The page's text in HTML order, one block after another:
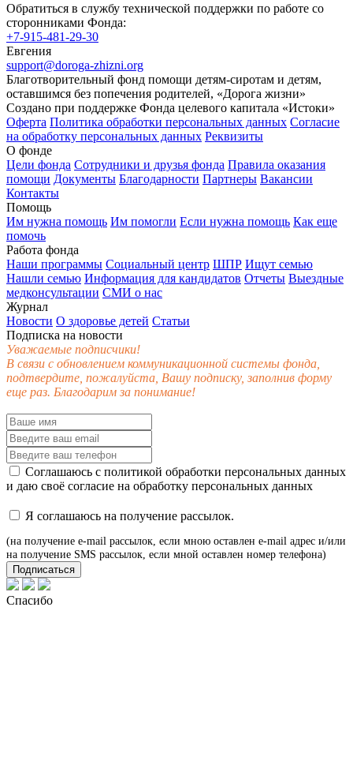
Обратиться в службу технической поддержки по работе со
сторонниками Фонда:
+7-915-481-29-30
Евгения
support@doroga-zhizni.org
Благотворительный фонд помощи детям-сиротам и детям,
оставшимся без попечения родителей, «Дорога жизни»
Создано при поддержке Фонда целевого капитала «Истоки»
Оферта Политика обработки персональных данных Согласие
на обработку персональных данных Реквизиты
О фонде
Цели фонда Сотрудники и друзья фонда Правила оказания
помощи Документы Благодарности Партнеры Вакансии
Контакты
Помощь
Им нужна помощь Им помогли Если нужна помощь Как еще
помочь
Работа фонда
Наши программы Социальный центр ШПР Ищут семью
Нашли семью Информация для кандидатов Отчеты Выездные
медконсультации СМИ о нас
Журнал
Новости О здоровье детей Статьи
Подписка на новости
Уважаемые подписчики!
В связи с обновлением коммуникационной системы фонда,
подтвердите, пожалуйста, Вашу подписку, заполнив форму
еще раз. Благодарим за понимание!
Соглашаюсь с политикой обработки персональных данных
и даю своё согласие на обработку персональных данных
Я соглашаюсь на получение рассылок.
(на получение e-mail рассылок, если мною оставлен e-mail адрес и/или
на получение SMS рассылок, если мной оставлен номер телефона)
Подписаться
Спасибо